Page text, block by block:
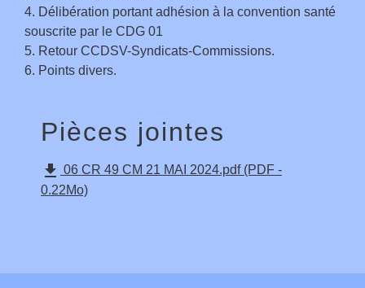
4. Délibération portant adhésion à la convention santé
souscrite par le CDG 01
5. Retour CCDSV-Syndicats-Commissions.
6. Points divers.
Pièces jointes
file_download 06 CR 49 CM 21 MAI 2024.pdf (PDF -
0.22Mo)